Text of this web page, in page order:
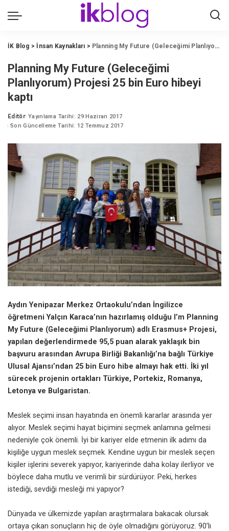
İK Blog > İnsan Kaynakları > Planning My Future (Geleceğimi Planlıyorum) Projesi 25 bin Euro hibeyi kaptı
Planning My Future (Geleceğimi
Planlıyorum) Projesi 25 bin Euro hibeyi
kaptı
Posted
by
Editör Yayınlama Tarihi: 29 Haziran 2017
Son Güncelleme Tarihi: 12 Temmuz 2017
Aydın Yenipazar Merkez Ortaokulu’ndan İngilizce
öğretmeni Yalçın Karaca’nın hazırlamış olduğu I’m Planning
My Future (Geleceğimi Planlıyorum) adlı Erasmus+ Projesi,
yapılan değerlendirmede 95,5 puan alarak yaklaşık bin
başvuru arasından Avrupa Birliği Bakanlığı’na bağlı Türkiye
Ulusal Ajansı’ndan 25 bin Euro hibe almayı hak etti. İki yıl
sürecek projenin ortakları Türkiye, Portekiz, Romanya,
Letonya ve Bulgaristan.
Meslek seçimi insan hayatında en önemli kararlar arasında yer
alıyor. Meslek seçimi hayat biçimini seçmek anlamına gelmesi
nedeniyle çok önemli. İyi bir kariyer elde etmenin ilk adımı da
kişiliğe uygun meslek seçmek. Kendine uygun bir meslek seçen
kişiler işlerini severek yapıyor, kariyerinde daha kolay ilerliyor ve
böylece daha mutlu ve verimli bir sürdürüyor. Peki, herkes
istediği, sevdiği mesleği mi yapıyor?
Dünyada ve ülkemizde yapılan araştırmalara bakacak olursak
ortaya çıkan sonuçların hiç de öyle olmadığını görüyoruz. 90’lı